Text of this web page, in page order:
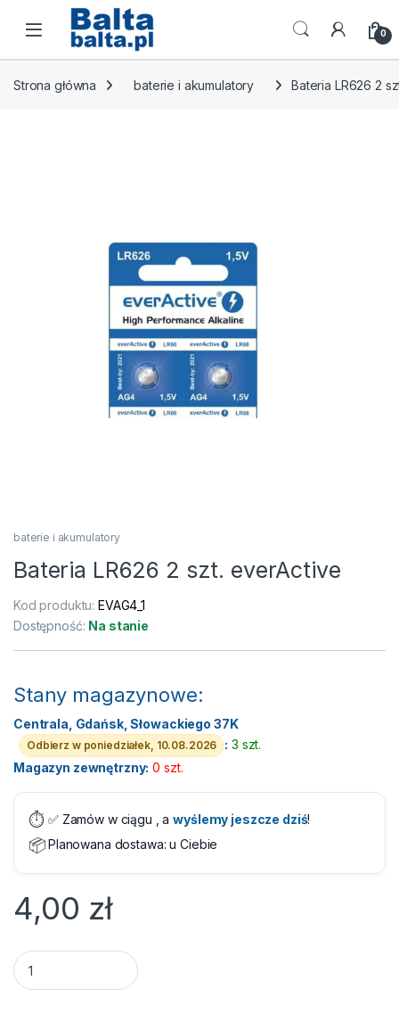
Skip to navigation
Skip to content
Open 0
Strona główna baterie i akumulatory Bateria LR626 2
baterie i akumulatory
Bateria LR626 2 szt. everActive
Kod produktu:EVAG4_1
Dostępność: Na stanie
Stany magazynowe:
Centrala, Gdańsk, Słowackiego 37K
Odbierz w poniedziałek, 10.08.2026 : 3 szt.
Magazyn zewnętrzny: 0 szt.
⏱️ ✅ Zamów w ciągu , awyślemy jeszcze dziś!
📦Planowana dostawa:u Ciebie
4,00 zł
Bateria LR626 2 szt. everActive quantity